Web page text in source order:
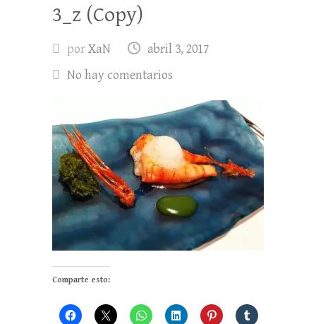
3_z (Copy)
porXaN
abril 3, 2017
No hay comentarios
Comparte esto: